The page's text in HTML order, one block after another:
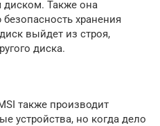
Также она
хранения
выйдет из строя,
диска.
также производит
устройства, но когда дело